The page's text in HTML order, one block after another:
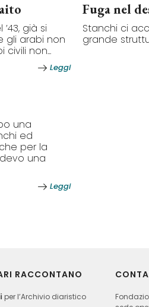
già si
gli arabi non
civili non...
Leggi
Fuga nel
Stanchi ci
grande
una
ed
per la
una
Leggi
RACCONTANO
per l’Archivio diaristico